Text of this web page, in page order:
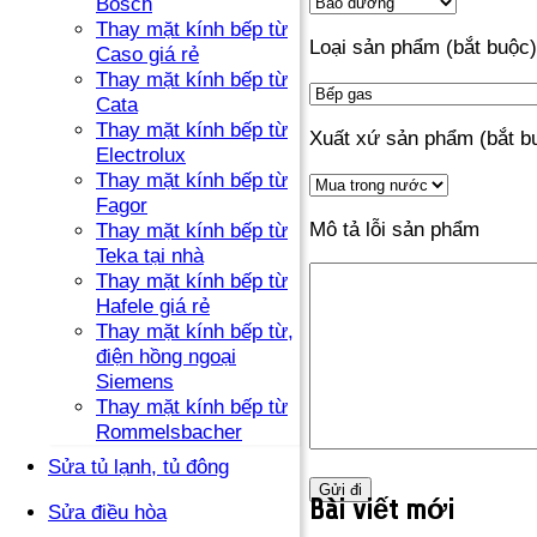
Thay mặt kính bếp từ
Caso giá rẻ
Thay mặt kính bếp từ
Cata
Thay mặt kính bếp từ
Electrolux
Thay mặt kính bếp từ
Fagor
Thay mặt kính bếp từ
Teka tại nhà
Thay mặt kính bếp từ
Hafele giá rẻ
Thay mặt kính bếp từ,
điện hồng ngoại
Siemens
Thay mặt kính bếp từ
Rommelsbacher
Sửa tủ lạnh, tủ đông
Sửa điều hòa
Loại sản phẩm (bắt
Xuất xứ sản phẩm (bắt
Mô tả lỗi sản phẩm
Bài viết mới